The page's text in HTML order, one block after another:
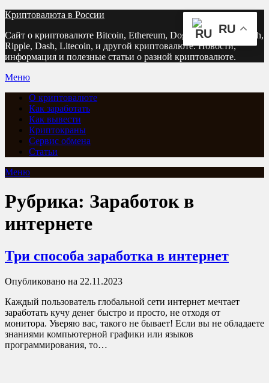
Перейти
содержимому
Криптовалюта в России
Сайт о криптовалюте Bitcoin, Ethereum, Dogecoin, Bitcoin Cash,
Ripple, Dash, Litecoin, и другой криптовалюте. Новости,
информация и полезные статьи о разной криптовалюте.
Меню
О криптовалюте
Как заработать
Как вывести
Криптокраны
Сервис обмена
Статьи
Меню
Рубрика: Заработок в
интернете
Три способа заработка в интернет
Опубликовано на 22.11.2023
Каждый пользователь глобальной сети интернет мечтает
заработать кучу денег быстро и просто, не отходя от
монитора. Уверяю вас, такого не бывает! Если вы не обладаете
знаниями компьютерной графики или языков
программирования, то…
RU